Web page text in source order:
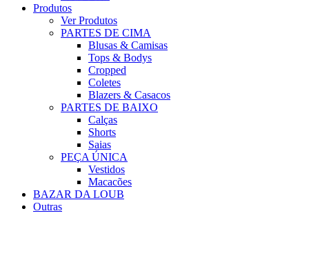
Produtos
Ver Produtos
PARTES DE CIMA
Blusas & Camisas
Tops & Bodys
Cropped
Coletes
Blazers & Casacos
PARTES DE BAIXO
Calças
Shorts
Saias
PEÇA ÚNICA
Vestidos
Macacões
BAZAR DA LOUB
Outras